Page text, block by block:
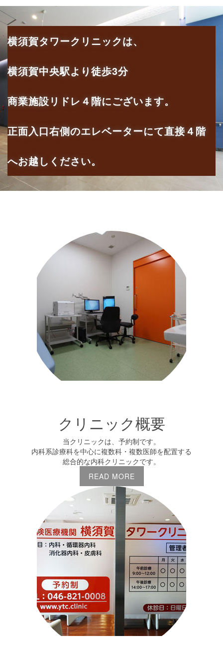
横須賀タワークリニックは、
横須賀中央駅より徒歩3分
商業施設リドレ４階にございます。
正面入口右側のエレベーターにて直接４階
へお越しください。
クリニック概要
当クリニックは、予約制です。
内科系診療科を中心に複数科・複数医師を配置する
総合的な内科クリニックです。
READ MORE